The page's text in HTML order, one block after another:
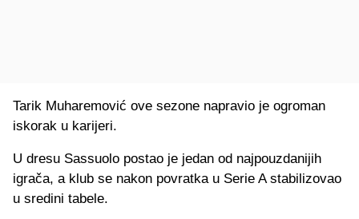
Tarik Muharemović ove sezone napravio je ogroman
iskorak u karijeri.
U dresu Sassuolo postao je jedan od najpouzdanijih
igrača, a klub se nakon povratka u Serie A stabilizovao
u sredini tabele.